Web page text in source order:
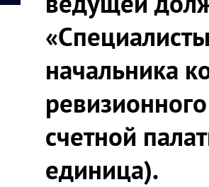
начальника
счетной
единица).